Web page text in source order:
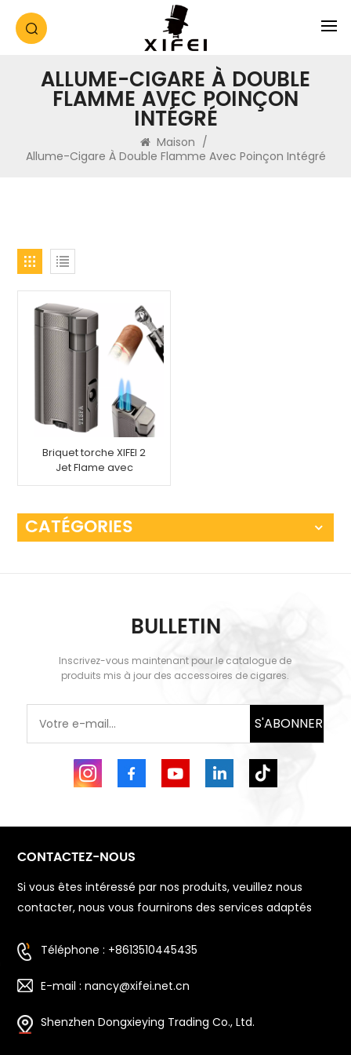
ALLUME-CIGARE À DOUBLE
FLAMME AVEC POINÇON
INTÉGRÉ
Maison /
Allume-Cigare À Double Flamme Avec Poinçon Intégré
Briquet torche XIFEI 2
Jet Flame avec
support pour poinçon
CATÉGORIES
BULLETIN
Inscrivez-vous maintenant pour le catalogue de
produits mis à jour des accessoires de cigares.
S'ABONNER
CONTACTEZ-NOUS
Si vous êtes intéressé par nos produits, veuillez nous
contacter, nous vous fournirons des services adaptés
Téléphone : +8613510445435
E-mail : nancy@xifei.net.cn
Shenzhen Dongxieying Trading Co., Ltd.